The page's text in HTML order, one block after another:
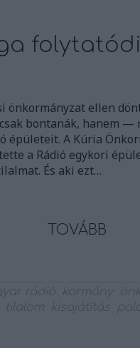
folytatódik
önkormányzat ellen
bontanák, hanem
épületeit. A Kúria
a Rádió egykori
És aki ezt…
TOVÁBB
rádió
kormány
tilalom
kisajátítás